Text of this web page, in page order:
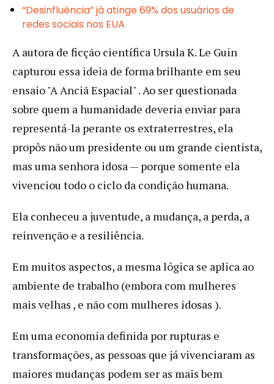
“Desinfluência” já atinge 69% dos usuários de
redes sociais nos EUA
A autora de ficção científica Ursula K. Le Guin
capturou essa ideia de forma brilhante em seu
ensaio "A Anciã Espacial" . Ao ser questionada
sobre quem a humanidade deveria enviar para
representá-la perante os extraterrestres, ela
propôs não um presidente ou um grande cientista,
mas uma senhora idosa — porque somente ela
vivenciou todo o ciclo da condição humana.
Ela conheceu a juventude, a mudança, a perda, a
reinvenção e a resiliência.
Em muitos aspectos, a mesma lógica se aplica ao
ambiente de trabalho (embora com mulheres
mais velhas , e não com mulheres idosas ).
Em uma economia definida por rupturas e
transformações, as pessoas que já vivenciaram as
maiores mudanças podem ser as mais bem